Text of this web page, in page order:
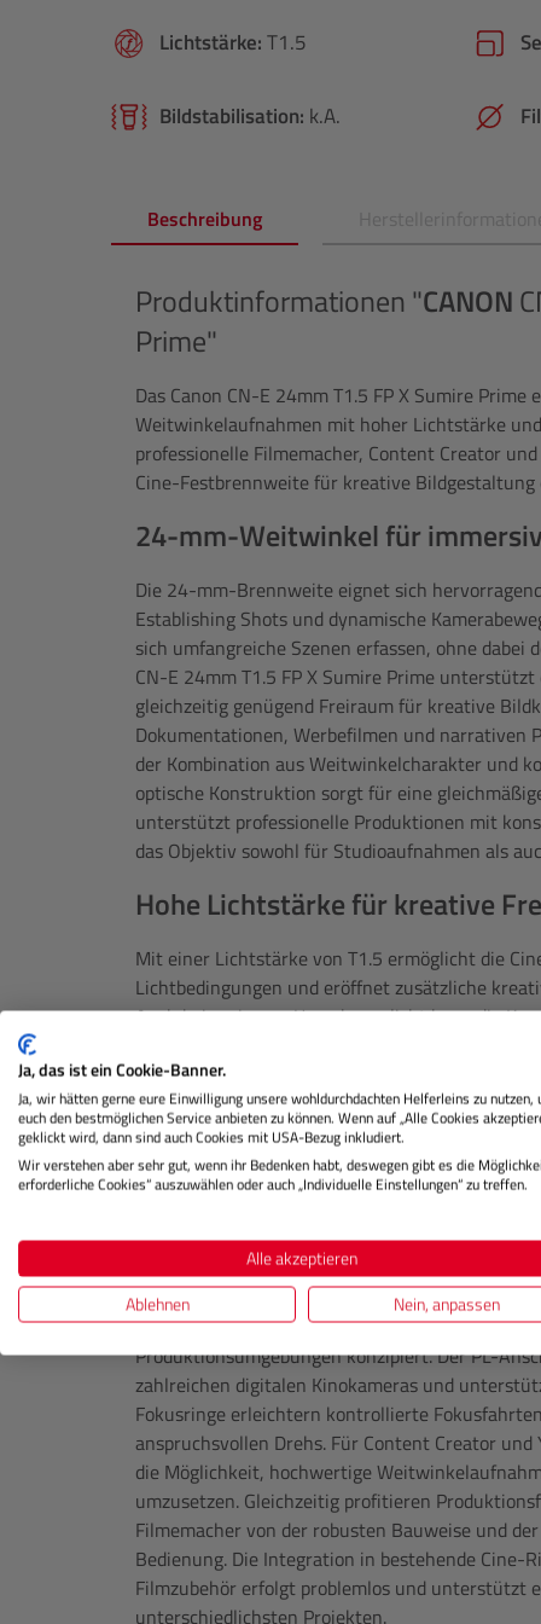
Lichtstärke:T1.5
Bildstabilisation: k.A.
Beschreibung
Produktinformationen "CANON
Prime"
Das Canon CN-E 24mm T1.5 FP X Sumire
Weitwinkelaufnahmen mit hoher Lichtstärke
professionelle Filmemacher, Content Creator
Cine-Festbrennweite für kreative Bildgestaltung
24-mm-Weitwinkel für
Die 24-mm-Brennweite eignet sich
Establishing Shots und dynamische
sich umfangreiche Szenen erfassen, ohne
CN-E 24mm T1.5 FP X Sumire Prime
gleichzeitig genügend Freiraum für kreative
Dokumentationen, Werbefilmen und narrativen
der Kombination aus Weitwinkelcharakter und
optische Konstruktion sorgt für eine
unterstützt professionelle Produktionen mit
das Objektiv sowohl für Studioaufnahmen als
Hohe Lichtstärke für kreative
Mit einer Lichtstärke von T1.5 ermöglicht die
Lichtbedingungen und eröffnet zusätzliche
Auch bei geringem Umgebungslicht kann die
profitieren, wodurch niedrigere ISO-Werte
Gleichzeitig erlaubt die große Blendenöffnung
bei Interviews, Werbeproduktionen oder
wurde speziell für Filmemacher entwickelt, die
Bildwiedergabe legen. Dadurch entstehen
unscharfen Bildbereichen, die den
sind Aufnahmen mit professioneller Anmutung
Professionelle Bedienung für
Das Canon CN-E 24mm T1.5 FP X Sumire
Produktionsumgebungen konzipiert. Der PL-
zahlreichen digitalen Kinokameras und
Fokusringe erleichtern kontrollierte
anspruchsvollen Drehs. Für Content Creator
die Möglichkeit, hochwertige
umzusetzen. Gleichzeitig profitieren
Filmemacher von der robusten Bauweise und
Bedienung. Die Integration in bestehende Cine-
Filmzubehör erfolgt problemlos und unterstützt
unterschiedlichsten Projekten.
Ja, das ist ein Cookie-Banner.
Ja, wir hätten gerne eure Einwilligung unsere wohldurchdachten Helferleins zu nutzen,
euch den bestmöglichen Service anbieten zu können. Wenn auf „Alle Cookies
geklickt wird, dann sind auch Cookies mit USA-Bezug inkludiert.
Wir verstehen aber sehr gut, wenn ihr Bedenken habt, deswegen gibt es die
erforderliche Cookies“ auszuwählen oder auch „Individuelle Einstellungen“ zu treffen.
Alle akzeptieren
Ablehnen
Nein, anpassen